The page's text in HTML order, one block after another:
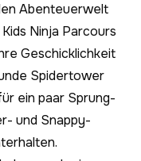
Abenteuerwelt
Ninja Parcours
Geschicklichkeit
Spidertower
ein paar Sprung-
und Snappy-